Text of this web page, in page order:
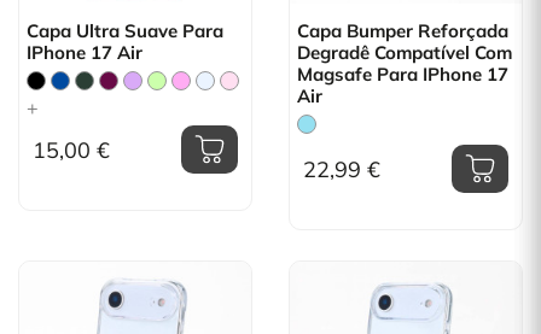
Capa Ultra Suave Para
IPhone 17 Air
+
15,00 €
Capa Bumper Reforçada
Degradê Compatível Com
Magsafe Para IPhone 17
Air
22,99 €